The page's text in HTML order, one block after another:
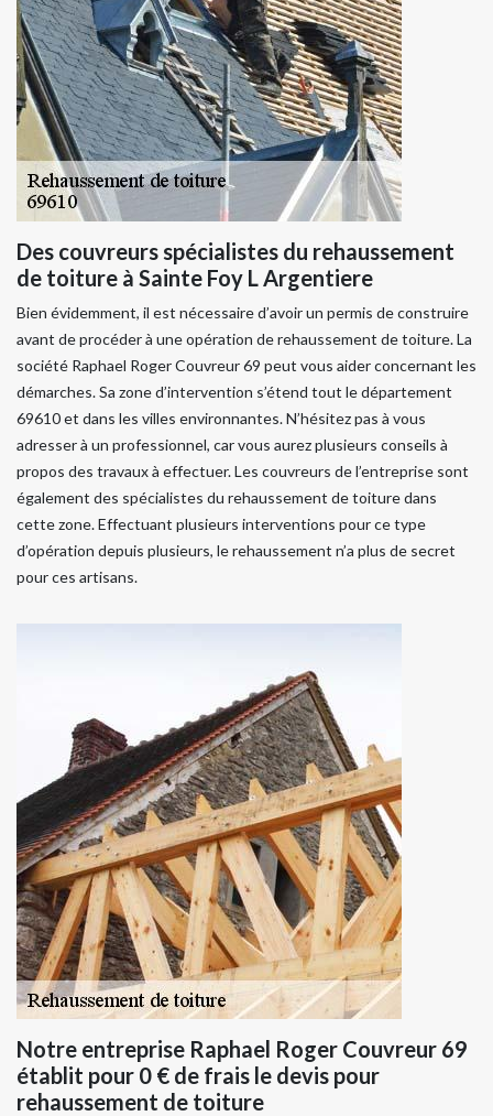
Des couvreurs spécialistes du rehaussement
de toiture à Sainte Foy L Argentiere
Bien évidemment, il est nécessaire d’avoir un permis de construire
avant de procéder à une opération de rehaussement de toiture. La
société Raphael Roger Couvreur 69 peut vous aider concernant les
démarches. Sa zone d’intervention s’étend tout le département
69610 et dans les villes environnantes. N’hésitez pas à vous
adresser à un professionnel, car vous aurez plusieurs conseils à
propos des travaux à effectuer. Les couvreurs de l’entreprise sont
également des spécialistes du rehaussement de toiture dans
cette zone. Effectuant plusieurs interventions pour ce type
d’opération depuis plusieurs, le rehaussement n’a plus de secret
pour ces artisans.
Notre entreprise Raphael Roger Couvreur 69
établit pour 0 € de frais le devis pour
rehaussement de toiture